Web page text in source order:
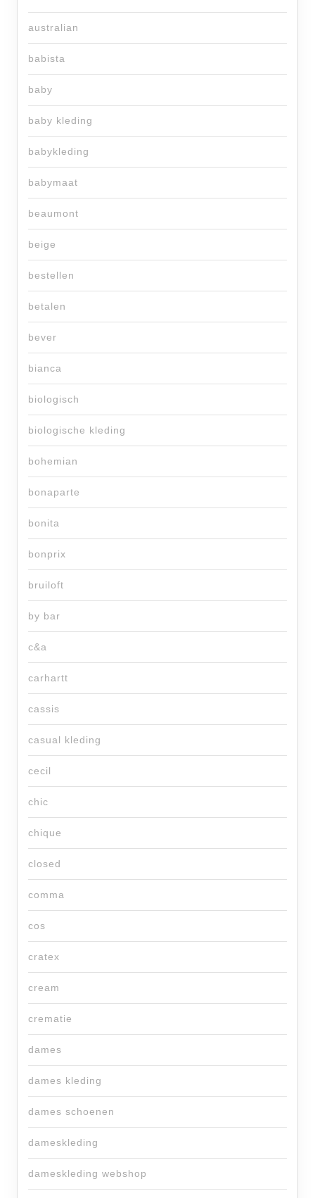
australian
babista
baby
baby kleding
babykleding
babymaat
beaumont
beige
bestellen
betalen
bever
bianca
biologisch
biologische kleding
bohemian
bonaparte
bonita
bonprix
bruiloft
by bar
c&a
carhartt
cassis
casual kleding
cecil
chic
chique
closed
comma
cos
cratex
cream
crematie
dames
dames kleding
dames schoenen
dameskleding
dameskleding webshop